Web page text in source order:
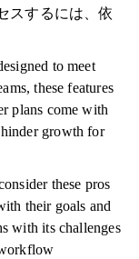
スするには、依
to meet
these features
plans come with
growth for
these pros
their goals and
with its challenges